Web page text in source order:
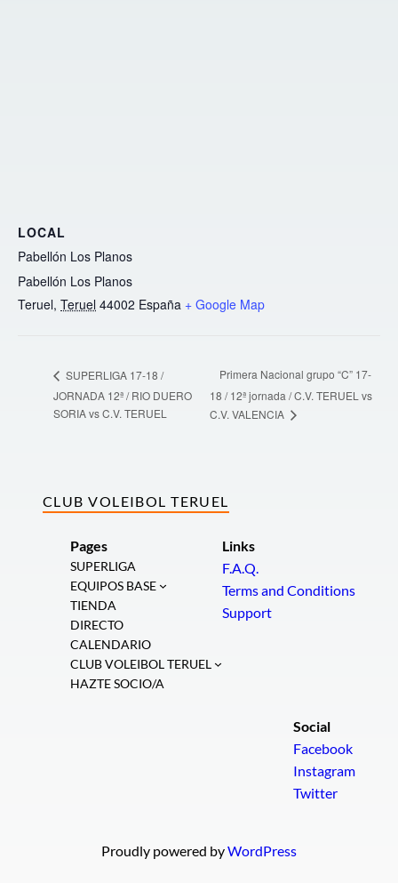
LOCAL
Pabellón Los Planos
Pabellón Los Planos
Teruel, Teruel 44002 España + Google Map
SUPERLIGA 17-18 /
JORNADA 12ª / RIO DUERO
SORIA vs C.V. TERUEL
Primera Nacional grupo “C” 17-
18 / 12ª jornada / C.V. TERUEL vs
C.V. VALENCIA
CLUB VOLEIBOL TERUEL
Pages
SUPERLIGA
EQUIPOS BASE
TIENDA
DIRECTO
CALENDARIO
CLUB VOLEIBOL TERUEL
HAZTE SOCIO/A
Links
F.A.Q.
Terms and Conditions
Support
Social
Facebook
Instagram
Twitter
Proudly powered byWordPress